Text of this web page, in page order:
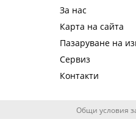
За нас
Карта на сайта
Пазаруване на
Сервиз
Контакти
Общи условия